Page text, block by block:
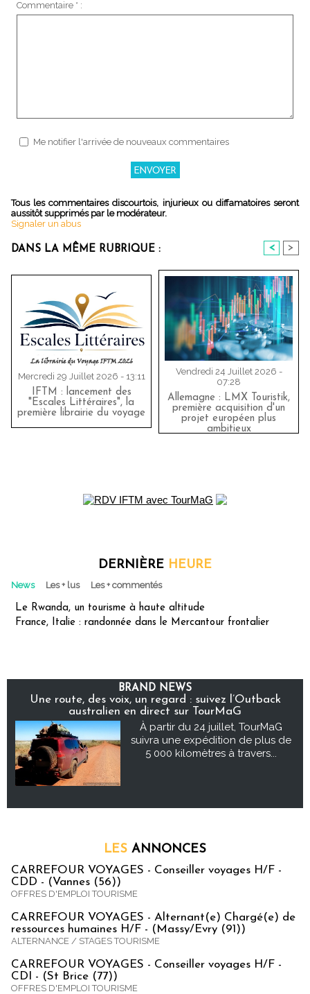
Commentaire * :
Me notifier l'arrivée de nouveaux commentaires
Tous les commentaires discourtois, injurieux ou diffamatoires seront
aussitôt supprimés par le modérateur.
Signaler un abus
DANS LA MÊME RUBRIQUE : < >
Mercredi 29 Juillet 2026 - 13:11
IFTM : lancement des
"Escales Littéraires", la
première librairie du voyage
Vendredi 24 Juillet 2026 -
07:28
Allemagne : LMX Touristik,
première acquisition d'un
projet européen plus
ambitieux
DERNIÈRE HEURE
News Les + lus Les + commentés
Le Rwanda, un tourisme à haute altitude
France, Italie : randonnée dans le Mercantour frontalier
BRAND NEWS
Une route, des voix, un regard : suivez l’Outback
australien en direct sur TourMaG
À partir du 24 juillet, TourMaG
suivra une expédition de plus de
5 000 kilomètres à travers...
LES ANNONCES
CARREFOUR VOYAGES - Conseiller voyages H/F -
CDD - (Vannes (56))
OFFRES D'EMPLOI TOURISME
CARREFOUR VOYAGES - Alternant(e) Chargé(e) de
ressources humaines H/F - (Massy/Evry (91))
ALTERNANCE / STAGES TOURISME
CARREFOUR VOYAGES - Conseiller voyages H/F -
CDI - (St Brice (77))
OFFRES D'EMPLOI TOURISME